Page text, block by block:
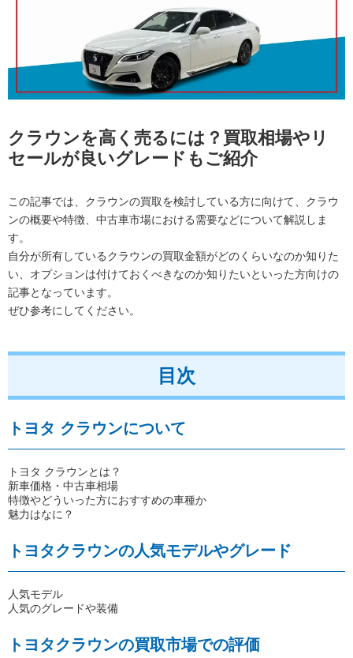
クラウンを高く売るには？買取相場やリ
セールが良いグレードもご紹介
この記事では、クラウンの買取を検討している方に向けて、クラウ
ンの概要や特徴、中古車市場における需要などについて解説しま
す。
自分が所有しているクラウンの買取金額がどのくらいなのか知りた
い、オプションは付けておくべきなのか知りたいといった方向けの
記事となっています。
ぜひ参考にしてください。
目次
トヨタ クラウンについて
トヨタ クラウンとは？
新車価格・中古車相場
特徴やどういった方におすすめの車種か
魅力はなに？
トヨタクラウンの人気モデルやグレード
人気モデル
人気のグレードや装備
トヨタクラウンの買取市場での評価